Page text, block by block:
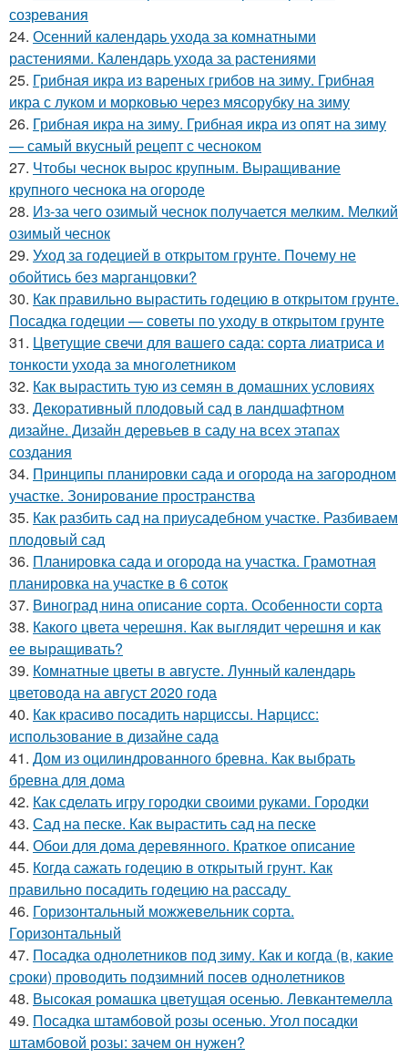
созревания
24. Осенний календарь ухода за комнатными
растениями. Календарь ухода за растениями
25. Грибная икра из вареных грибов на зиму. Грибная
икра с луком и морковью через мясорубку на зиму
26. Грибная икра на зиму. Грибная икра из опят на зиму
— самый вкусный рецепт с чесноком
27. Чтобы чеснок вырос крупным. Выращивание
крупного чеснока на огороде
28. Из-за чего озимый чеснок получается мелким. Мелкий
озимый чеснок
29. Уход за годецией в открытом грунте. Почему не
обойтись без марганцовки?
30. Как правильно вырастить годецию в открытом грунте.
Посадка годеции — советы по уходу в открытом грунте
31. Цветущие свечи для вашего сада: сорта лиатриса и
тонкости ухода за многолетником
32. Как вырастить тую из семян в домашних условиях
33. Декоративный плодовый сад в ландшафтном
дизайне. Дизайн деревьев в саду на всех этапах
создания
34. Принципы планировки сада и огорода на загородном
участке. Зонирование пространства
35. Как разбить сад на приусадебном участке. Разбиваем
плодовый сад
36. Планировка сада и огорода на участка. Грамотная
планировка на участке в 6 соток
37. Виноград нина описание сорта. Особенности сорта
38. Какого цвета черешня. Как выглядит черешня и как
ее выращивать?
39. Комнатные цветы в августе. Лунный календарь
цветовода на август 2020 года
40. Как красиво посадить нарциссы. Нарцисс:
использование в дизайне сада
41. Дом из оцилиндрованного бревна. Как выбрать
бревна для дома
42. Как сделать игру городки своими руками. Городки
43. Сад на песке. Как вырастить сад на песке
44. Обои для дома деревянного. Краткое описание
45. Когда сажать годецию в открытый грунт. Как
правильно посадить годецию на рассаду
46. Горизонтальный можжевельник сорта.
Горизонтальный
47. Посадка однолетников под зиму. Как и когда (в, какие
сроки) проводить подзимний посев однолетников
48. Высокая ромашка цветущая осенью. Левкантемелла
49. Посадка штамбовой розы осенью. Угол посадки
штамбовой розы: зачем он нужен?